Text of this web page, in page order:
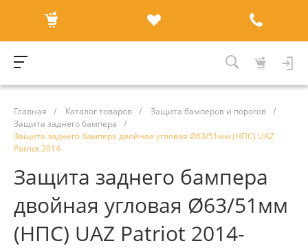
Главная / Каталог товаров / Защита бамперов и порогов /
Защита заднего бампера
/
Защита заднего бампера двойная угловая Ø63/51мм (НПС) UAZ
Patriot 2014-
Защита заднего бампера
двойная угловая Ø63/51мм
(НПС) UAZ Patriot 2014-